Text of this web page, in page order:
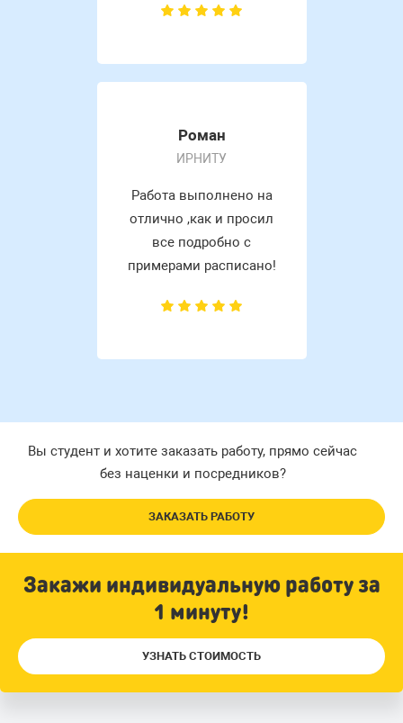
Роман
ИРНИТУ
Работа выполнено на
отлично ,как и просил
все подробно с
примерами расписано!
Вы студент и хотите заказать работу, прямо сейчас
без наценки и посредников?
ЗАКАЗАТЬ РАБОТУ
Закажи индивидуальную работу за
1 минуту!
УЗНАТЬ СТОИМОСТЬ